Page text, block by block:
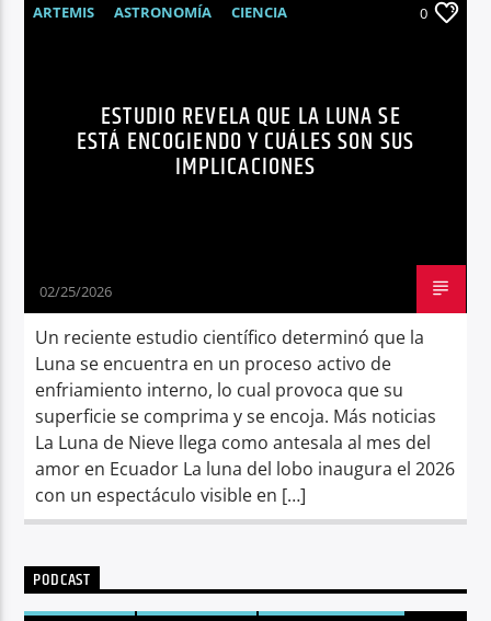
ARTEMIS ASTRONOMÍA
CIENCIA
0
ESTUDIO REVELA QUE LA LUNA SE
ESTÁ ENCOGIENDO Y CUÁLES SON SUS
IMPLICACIONES
02/25/2026
Un reciente estudio científico determinó que la
Luna se encuentra en un proceso activo de
enfriamiento interno, lo cual provoca que su
superficie se comprima y se encoja. Más noticias
La Luna de Nieve llega como antesala al mes del
amor en Ecuador La luna del lobo inaugura el 2026
con un espectáculo visible en […]
PODCAST